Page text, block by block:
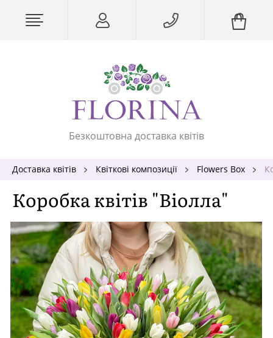
Безкоштовна доставка квітів
Доставка квітів Квіткові композиції Flowers Box
Коробка квітів "Віолла"